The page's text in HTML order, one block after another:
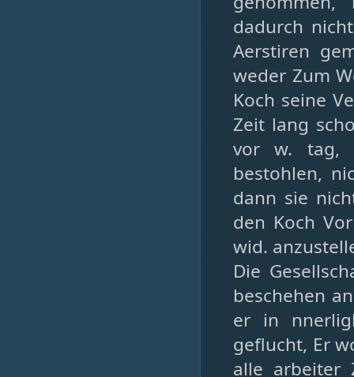
dadurch
Aerstiren
weder Zum
Koch seine
Zeit lang
vor w. tag,
bestohlen,
dann sie
den Koch
wid.
Die
beschehen
er in
geflucht, Er
alle arbeiter